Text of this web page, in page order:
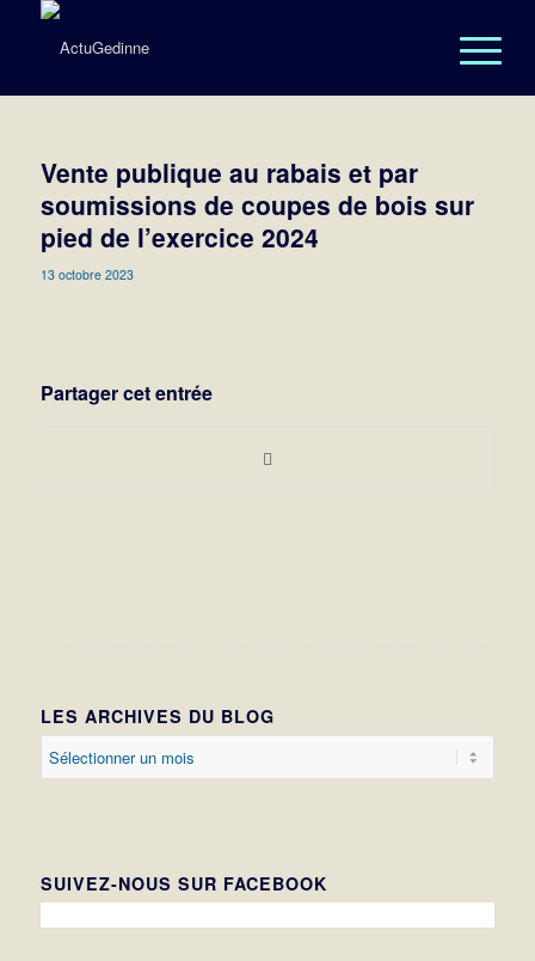
Vente publique au rabais et par
soumissions de coupes de bois sur
pied de l’exercice 2024
13 octobre 2023
Partager cet entrée
LES ARCHIVES DU BLOG
SUIVEZ-NOUS SUR FACEBOOK